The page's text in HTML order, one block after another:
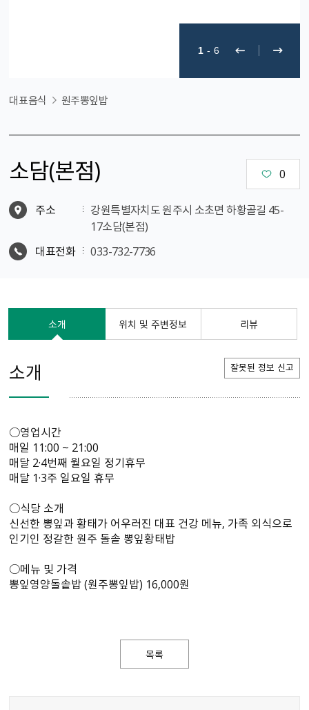
1 - 6
대표음식 원주뽕잎밥
소담(본점) 0
주소
강원특별자치도 원주시 소초면 하황골길 45-
17소담(본점)
대표전화
033-732-7736
소개 위치 및 주변정보 리뷰
소개 잘못된 정보 신고
○영업시간
매일 11:00 ~ 21:00
매달 2·4번째 월요일 정기휴무
매달 1·3주 일요일 휴무
○식당 소개
신선한 뽕잎과 황태가 어우러진 대표 건강 메뉴, 가족 외식으로
인기인 정갈한 원주 돌솥 뽕잎황태밥
○메뉴 및 가격
뽕잎영양돌솥밥 (원주뽕잎밥) 16,000원
목록